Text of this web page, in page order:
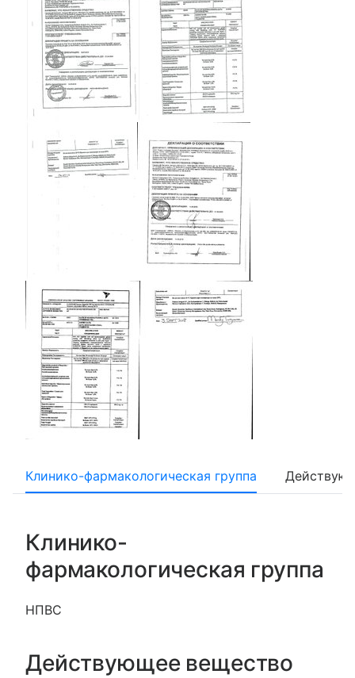
Клинико-фармакологическая группа
Клинико-
фармакологическая группа
НПВС
Действующее вещество